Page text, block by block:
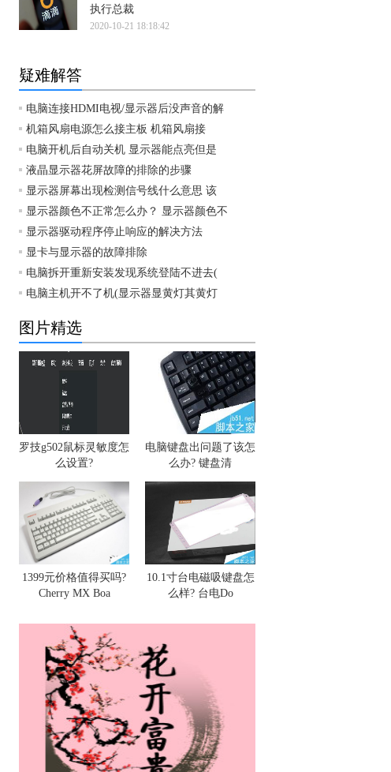
执行总裁
2020-10-21 18:18:42
疑难解答
电脑连接HDMI电视/显示器后没声音的解
机箱风扇电源怎么接主板 机箱风扇接
电脑开机后自动关机 显示器能点亮但是
液晶显示器花屏故障的排除的步骤
显示器屏幕出现检测信号线什么意思 该
显示器颜色不正常怎么办？ 显示器颜色不
显示器驱动程序停止响应的解决方法
显卡与显示器的故障排除
电脑拆开重新安装发现系统登陆不进去(
电脑主机开不了机(显示器显黄灯其黄灯
图片精选
罗技g502鼠标灵敏度怎
么设置?
电脑键盘出问题了该怎
么办? 键盘清
1399元价格值得买吗?
Cherry MX Boa
10.1寸台电磁吸键盘怎
么样? 台电Do